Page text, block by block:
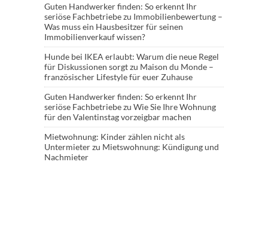
Guten Handwerker finden: So erkennt Ihr
seriöse Fachbetriebezu Immobilienbewertung –
Was muss ein Hausbesitzer für seinen
Immobilienverkauf wissen?
Hunde bei IKEA erlaubt: Warum die neue Regel
für Diskussionen sorgtzu Maison du Monde –
französischer Lifestyle für euer Zuhause
Guten Handwerker finden: So erkennt Ihr
seriöse Fachbetriebezu Wie Sie Ihre Wohnung
für den Valentinstag vorzeigbar machen
Mietwohnung: Kinder zählen nicht als
Untermieterzu Mietswohnung: Kündigung und
Nachmieter